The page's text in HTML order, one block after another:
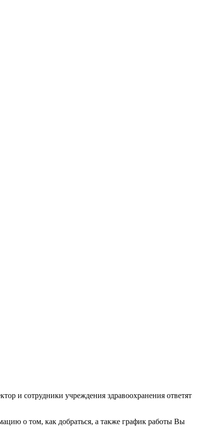
и сотрудники учреждения здравоохранения ответят
о том, как добраться, а также график работы Вы